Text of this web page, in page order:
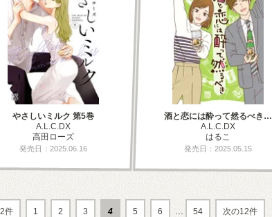
やさしいミルク 第5巻
A.L.C.DX
高田ローズ
発売日：2025.06.16
酒と恋には酔って然るべき…
A.L.C.DX
はるこ
発売日：2025.05.15
件 1 2 3 4 5 6 … 54 次の12件